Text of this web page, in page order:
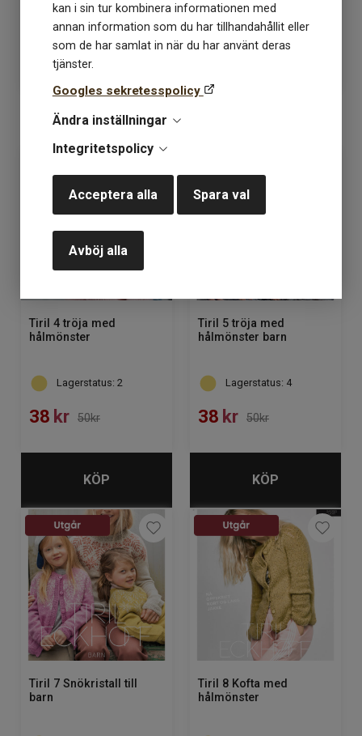
kan i sin tur kombinera informationen med
annan information som du har tillhandahållit eller
som de har samlat in när du har använt deras
tjänster.
Googles sekretesspolicy
Ändra inställningar
Integritetspolicy
Acceptera alla Spara val
Avböj alla
Lagerstatus: 1
kr 50kr
KÖP
Lagerstatus: 2
38 kr
Tiril 4 tröja med
hålmönster
Lagerstatus: 2
38 kr 50kr
KÖP
Tiril 5 tröja med
hålmönster barn
Lagerstatus: 4
38 kr 50kr
KÖP
Tiril 7 Snökristall till
barn
Tiril 8 Kofta med
hålmönster